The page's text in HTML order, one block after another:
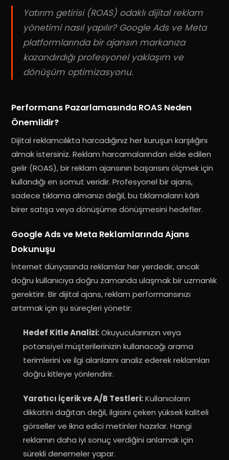
Yatırım getirisi (ROAS) odaklı dijital reklam
yönetimi nasıl yapılır? Google Ads ve Meta
platformlarında bir ajansın markanıza
kazandırdığı profesyonel yaklaşım ve
dönüşüm optimizasyonu.
Performans Pazarlamasında ROAS Neden
Önemlidir?
Dijital reklamcılıkta harcadığınız her kuruşun karşılığını
almak istersiniz. Reklam harcamalarından elde edilen
gelir (ROAS), bir reklam ajansının başarısını ölçmek için
kullandığı en somut veridir. Profesyonel bir ajans,
sadece tıklama almanızı değil, bu tıklamaların kârlı
birer satışa veya dönüşüme dönüşmesini hedefler.
Google Ads ve Meta Reklamlarında Ajans
Dokunuşu
İnternet dünyasında reklamlar her yerdedir, ancak
doğru kullanıcıya doğru zamanda ulaşmak bir uzmanlık
gerektirir. Bir dijital ajans, reklam performansınızı
artırmak için şu süreçleri yönetir:
Hedef Kitle Analizi:Okuyucularınızın veya
potansiyel müşterilerinizin kullanacağı arama
terimlerini ve ilgi alanlarını analiz ederek reklamları
doğru kitleye yönlendirir.
Yaratıcı İçerik ve A/B Testleri:Kullanıcıların
dikkatini dağıtan değil, ilgisini çeken yüksek kaliteli
görseller ve ikna edici metinler hazırlar. Hangi
reklamın daha iyi sonuç verdiğini anlamak için
sürekli denemeler yapar.